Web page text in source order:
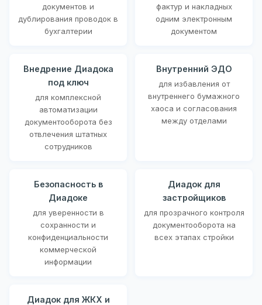
документов и
дублирования проводок в
бухгалтерии
фактур и накладных
одним электронным
документом
Внедрение Диадока
под ключ
для комплексной
автоматизации
документооборота без
отвлечения штатных
сотрудников
Внутренний ЭДО
для избавления от
внутреннего бумажного
хаоса и согласования
между отделами
Безопасность в
Диадоке
для уверенности в
сохранности и
конфиденциальности
коммерческой
информации
Диадок для
застройщиков
для прозрачного контроля
документооборота на
всех этапах стройки
Диадок для ЖКХ и